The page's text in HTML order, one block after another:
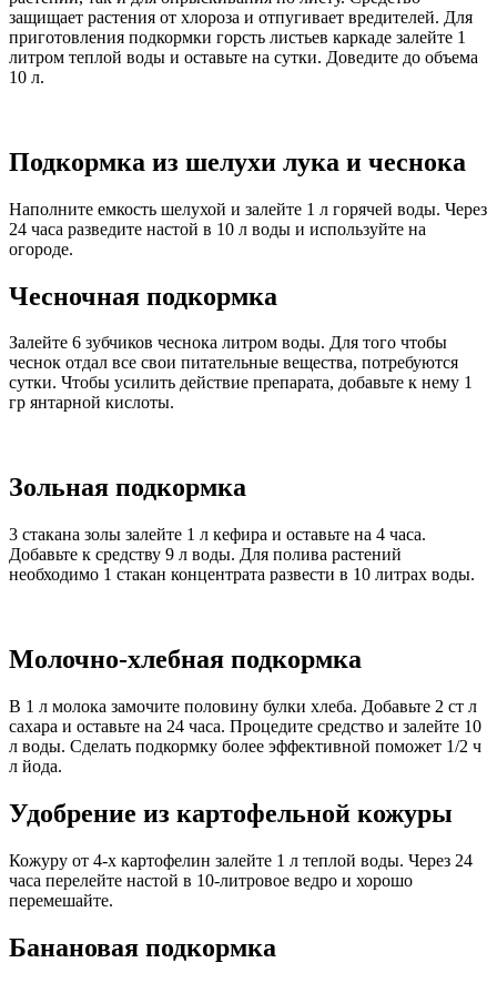
защищает растения от хлороза и отпугивает вредителей. Для
приготовления подкормки горсть листьев каркаде залейте 1
литром теплой воды и оставьте на сутки. Доведите до объема
10 л.
Подкормка из шелухи лука и чеснока
Наполните емкость шелухой и залейте 1 л горячей воды. Через
24 часа разведите настой в 10 л воды и используйте на
огороде.
Чесночная подкормка
Залейте 6 зубчиков чеснока литром воды. Для того чтобы
чеснок отдал все свои питательные вещества, потребуются
сутки. Чтобы усилить действие препарата, добавьте к нему 1
гр янтарной кислоты.
Зольная подкормка
3 стакана золы залейте 1 л кефира и оставьте на 4 часа.
Добавьте к средству 9 л воды. Для полива растений
необходимо 1 стакан концентрата развести в 10 литрах воды.
Молочно-хлебная подкормка
В 1 л молока замочите половину булки хлеба. Добавьте 2 ст л
сахара и оставьте на 24 часа. Процедите средство и залейте 10
л воды. Сделать подкормку более эффективной поможет 1/2 ч
л йода.
Удобрение из картофельной кожуры
Кожуру от 4-х картофелин залейте 1 л теплой воды. Через 24
часа перелейте настой в 10-литровое ведро и хорошо
перемешайте.
Банановая подкормка